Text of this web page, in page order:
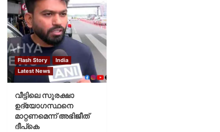
Flash Story
India
Latest News
വീട്ടിലെ സുരക്ഷാ
ഉദ്യോഗസ്ഥനെ
മാറ്റണമെന്ന് അഭിജീത്
ദീപ്‌കെ